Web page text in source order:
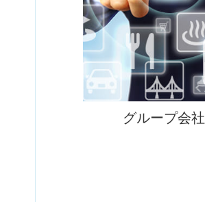
グループ会社